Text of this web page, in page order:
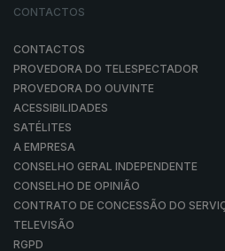
CONTACTOS
CONTACTOS
PROVEDORA DO TELESPECTADOR
PROVEDORA DO OUVINTE
ACESSIBILIDADES
SATÉLITES
A EMPRESA
CONSELHO GERAL INDEPENDENTE
CONSELHO DE OPINIÃO
CONTRATO DE CONCESSÃO DO
TELEVISÃO
RGPD